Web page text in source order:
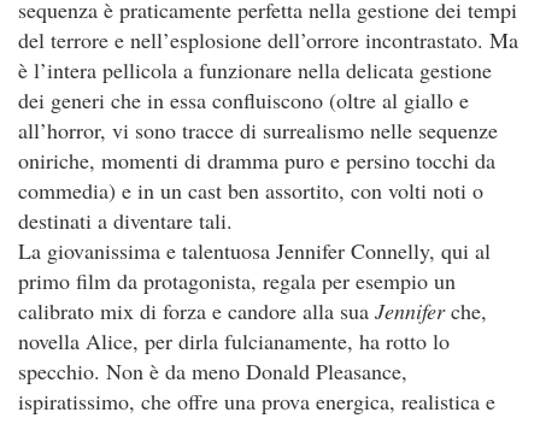
sequenza è praticamente perfetta nella gestione dei tempi
del terrore e nell’esplosione dell’orrore incontrastato. Ma
è l’intera pellicola a funzionare nella delicata gestione
dei generi che in essa confluiscono (oltre al giallo e
all’horror, vi sono tracce di surrealismo nelle sequenze
oniriche, momenti di dramma puro e persino tocchi da
commedia) e in un cast ben assortito, con volti noti o
destinati a diventare tali.
La giovanissima e talentuosa Jennifer Connelly, qui al
primo film da protagonista, regala per esempio un
calibrato mix di forza e candore alla sua Jenniferche,
novella Alice, per dirla fulcianamente, ha rotto lo
specchio. Non è da meno Donald Pleasance,
ispiratissimo, che offre una prova energica, realistica e